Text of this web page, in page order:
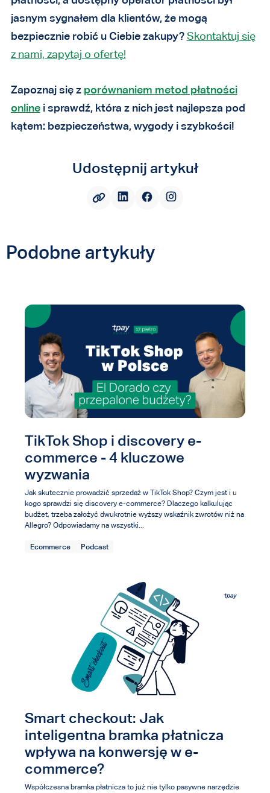
jasnym sygnałem dla klientów, że mogą
bezpiecznie robić u Ciebie zakupy? Skontaktuj się
z nami, zapytaj o ofertę!
Zapoznaj się z porównaniem metod płatności
onlinei sprawdź, która z nich jest najlepsza pod
kątem: bezpieczeństwa, wygody i szybkości!
Udostępnij artykuł
Podobne artykuły
TikTok Shop i discovery e-
commerce - 4 kluczowe
wyzwania
Jak skutecznie prowadzić sprzedaż w TikTok Shop? Czym jest i u
kogo sprawdzi się discovery e-commerce? Dlaczego kalkulując
budżet, trzeba założyć dwukrotnie wyższy wskaźnik zwrotów niż na
Allegro? Odpowiadamy na wszystki...
Ecommerce Podcast
Smart checkout: Jak
inteligentna bramka płatnicza
wpływa na konwersję w e-
commerce?
Współczesna bramka płatnicza to już nie tylko pasywne narzędzie